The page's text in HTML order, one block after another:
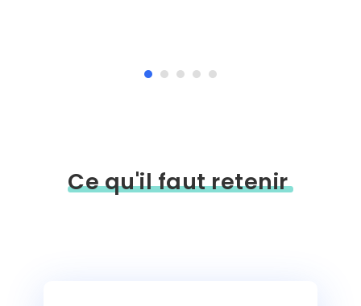
Ce qu'il faut retenir